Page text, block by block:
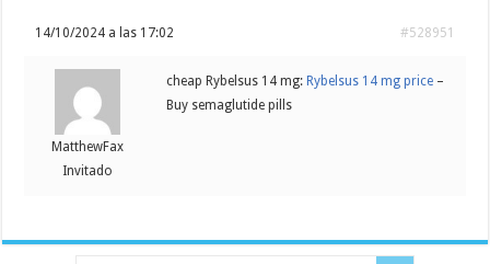
14/10/2024 a las 17:02 #528951
MatthewFax
Invitado
cheap Rybelsus 14 mg: Rybelsus 14 mg price –
Buy semaglutide pills